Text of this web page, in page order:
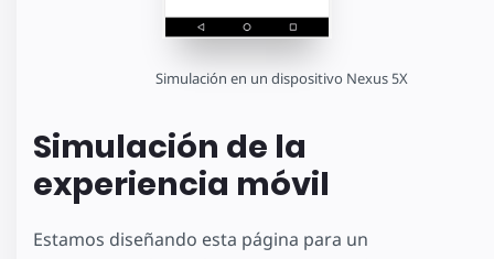
Simulación en un dispositivo Nexus 5X
Simulación de la
experiencia móvil
Estamos diseñando esta página para un